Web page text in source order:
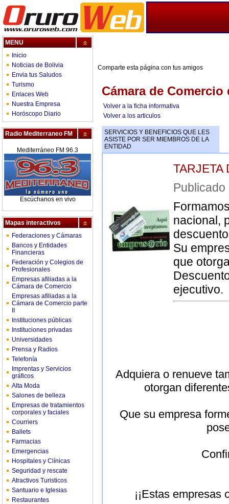
MENU
Inicio
Noticias de Bolivia
Envia tus Saludos
Turismo
Enlaces Web
Nuestra Empresa
Horóscopo Diario
Radio Mediterraneo FM
Mediterráneo FM 96.3
Escúchanos en vivo
Mapas interactivos
Federaciones y Cámaras
Bancos y Entidades
Financieras
Federación y Colegios de
Profesionales
Empresas afiliadas a la
Cámara de Comercio
Empresas afiliadas a la
Cámara de Comercio parte
Instituciones públicas
Instituciones privadas
Universidades
Prensa y Radios
Telefonía
Imprentas y Servicios
gráficos
Alta Moda
Salones de belleza
Empresas de tratamientos
corporales y faciales
Courriers
Ballets
Farmacias
Emergencias
Hospitales y Clínicas
Seguridad y rescate
Atractivos Turisticos
Santuario e Iglesias
Restaurantes
Comparte esta página con tus amigos
Cámara de Comercio
Volver a la ficha informativa
Volver a los articulos
SERVICIOS Y BENEFICIOS QUE LES
ASISTE POR SER MIEMBROS DE LA
ENTIDAD
TARJETA
nacional,
Su
que
ejecutivo.
Adquiera o renueve
otorgan
Que su empresa
¡¡Estas